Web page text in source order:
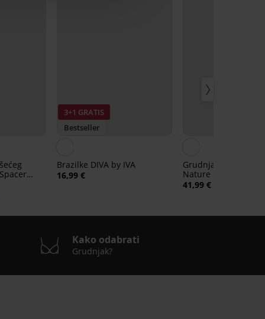
3+1 GRATIS
Bestseller
Brazilke DIVA by IVA
16,99 €
Grudnjak Themis
Nature podstavljeni
41,99 €
Kako odabrati
Grudnjak?